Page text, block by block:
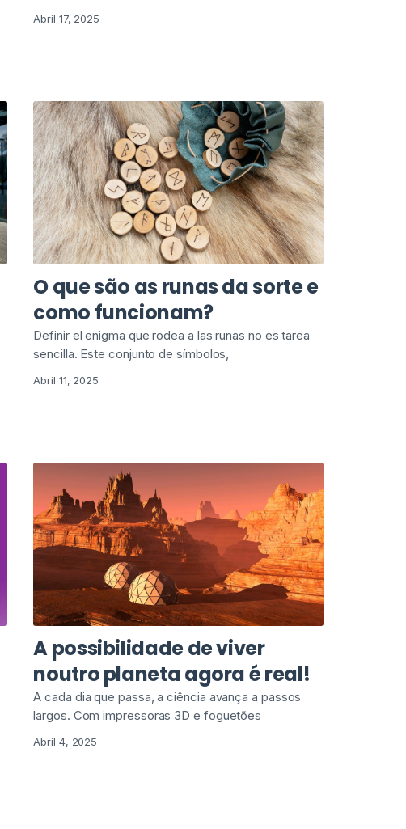
Abril 17, 2025
O que são as runas da sorte e
como funcionam?
Definir el enigma que rodea a las runas no es tarea
sencilla. Este conjunto de símbolos,
Abril 11, 2025
A possibilidade de viver
noutro planeta agora é real!
A cada dia que passa, a ciência avança a passos
largos. Com impressoras 3D e foguetões
Abril 4, 2025